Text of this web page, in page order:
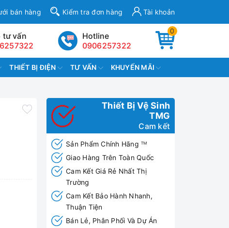
bán hàng Kiểm tra đơn hàng Tài khoản
0
Hotline
0906257322
tư vấn
THIẾT BỊ ĐIỆN TƯ VẤN KHUYẾN MÃI
Thiết Bị Vệ Sinh
TMG
Cam kết
Sản Phẩm Chính Hãng TM
Giao Hàng Trên Toàn Quốc
Cam Kết Giá Rẻ Nhất Thị
Trường
Cam Kết Bảo Hành Nhanh,
Thuận Tiện
Bán Lẻ, Phân Phối Và Dự Án